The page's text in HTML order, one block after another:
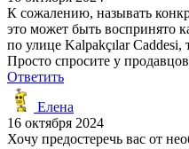
К сожалению, называть
это может быть воспринято
по улице Kalpakçılar
Просто спросите у
Ответить
Елена
16 октября 2024
Хочу предостеречь вас от